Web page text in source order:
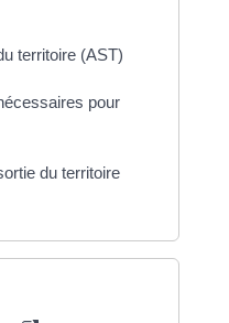
territoire (AST)
pour
du territoire